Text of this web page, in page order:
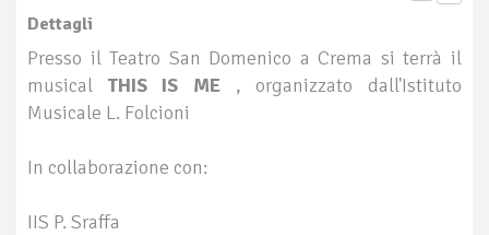
Dettagli
Presso il Teatro San Domenico a Crema si terrà il
musical THIS IS ME , organizzato dall'Istituto
Musicale L. Folcioni
In collaborazione con:
IIS P. Sraffa